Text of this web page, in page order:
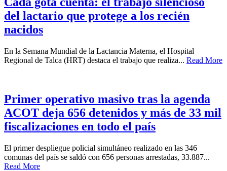
del lactario que protege a los recién
nacidos
En la Semana Mundial de la Lactancia Materna, el Hospital
Regional de Talca (HRT) destaca el trabajo que realiza... Read More
Primer operativo masivo tras la agenda
ACOT deja 656 detenidos y más de 33 mil
fiscalizaciones en todo el país
El primer despliegue policial simultáneo realizado en las 346
comunas del país se saldó con 656 personas arrestadas, 33.887...
Read More